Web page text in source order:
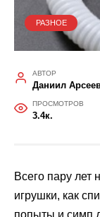
РАЗНОЕ
АВТОР
Даниил
ПРОСМОТРОВ
3.4к.
Всего пару лет
игрушки, как
попыты и симп